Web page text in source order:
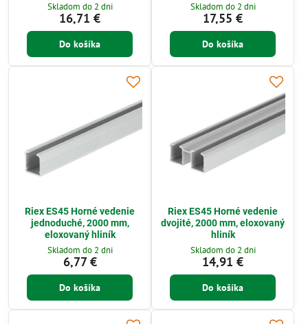
Skladom do 2 dni
16,71 €
Do košíka
Skladom do 2 dni
17,55 €
Do košíka
Riex ES45 Horné vedenie
jednoduché, 2000 mm,
eloxovaný hliník
Skladom do 2 dni
6,77 €
Do košíka
Riex ES45 Horné vedenie
dvojité, 2000 mm, eloxovaný
hliník
Skladom do 2 dni
14,91 €
Do košíka